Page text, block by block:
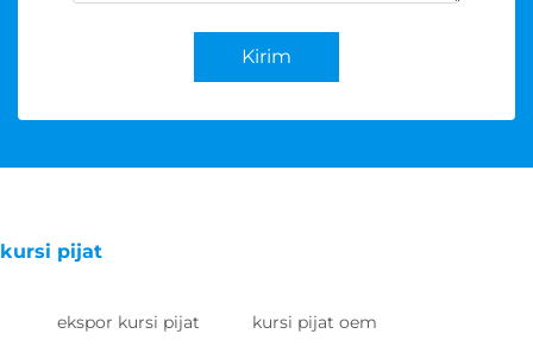
Kirim
kursi pijat
ekspor kursi pijat kursi pijat oem